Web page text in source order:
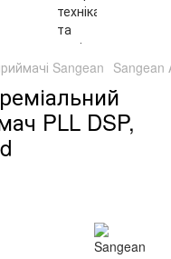
Sangean Sangean
PLL DSP,